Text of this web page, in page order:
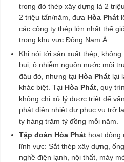
trong đó thép xây dựng là 2
2 triệu tấn/năm, đưa Hòa Phát
các công ty thép lớn nhất thế
trong khu vực Đông Nam Á.
Khi nói tới sản xuất thép,
bụi, ô nhiễm nguồn nước môi
đâu đó, nhưng tại Hòa Phát lại
khác biệt. Tại Hòa Phát, quy
không chỉ xử lý được triệt để
phát điện nhiệt dư phục vụ trở
ty hàng trăm tỷ đồng mỗi năm.
Tập đoàn Hòa Phát hoạt động
lĩnh vực: Sắt thép xây dựng,
nghề điện lạnh, nội thất, máy